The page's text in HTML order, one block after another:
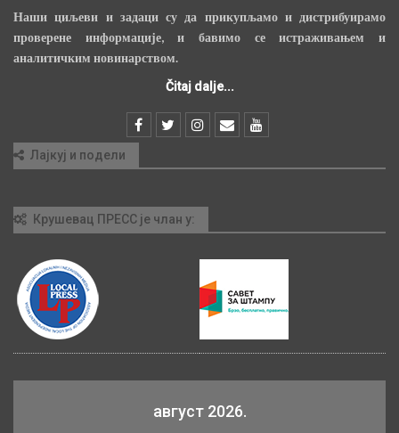
Наши циљеви и задаци су да прикупљамо и дистрибуирамо
проверене информације, и бавимо се истраживањем и
аналитичким новинарством.
Čitaj dalje...
Лајкуј и подели
Крушевац ПРЕСС је члан у:
август 2026.